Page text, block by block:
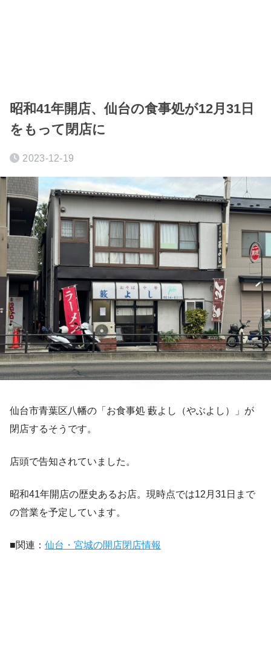
昭和41年開店、仙台の食事処が12月31日
をもって閉店に
2023-12-19
仙台市青葉区八幡の「お食事処 藪よし（やぶよし）」が
閉店するそうです。
店頭で告知されていました。
昭和41年開店の歴史あるお店。現時点では12月31日まで
の営業を予定しています。
■関連： 仙台・宮城の開店閉店情報